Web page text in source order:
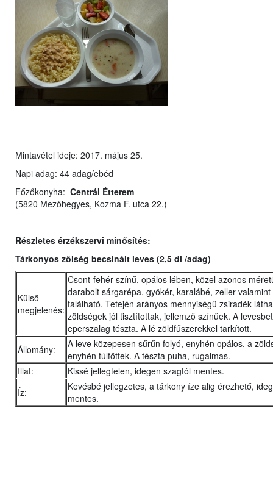
Mintavétel ideje: 2017. május 25.
Napi adag: 44 adag/ebéd
Főzőkonyha: Centrál Étterem
(5820 Mezőhegyes, Kozma F. utca 22.)
Részletes érzékszervi minősítés:
Tárkonyos zölség becsinált leves (2,5 dl /adag)
Külső
megjelenés:
Csont-fehér színű, opálos lében, közel azonos
darabolt sárgarépa, gyökér, karalábé, zeller
található. Tetején arányos mennyiségű zsiradék
zöldségek jól tisztítottak, jellemző színűek. A
eperszalag tészta. A lé zöldfűszerekkel tarkított.
Állomány:
A leve közepesen sűrűn folyó, enyhén opálos, a
enyhén túlfőttek. A tészta puha, rugalmas.
Illat:
Kissé jellegtelen, idegen szagtól mentes.
Íz:
Kevésbé jellegzetes, a tárkony íze alig érezhető,
mentes.